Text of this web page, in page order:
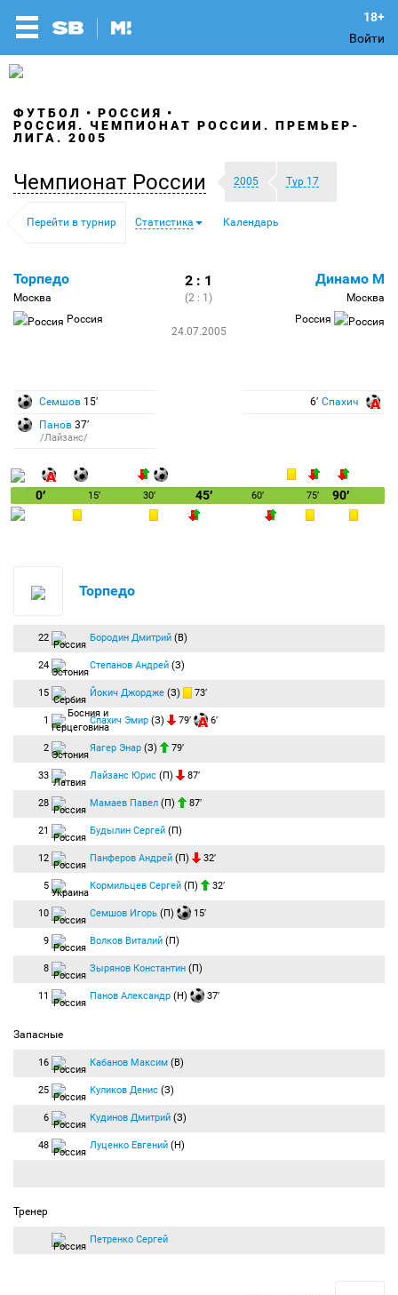
Войти
ФУТБОЛ
РОССИЯ
РОССИЯ. ЧЕМПИОНАТ РОССИИ. ПРЕМЬЕР-
ЛИГА. 2005
Чемпионат России 2005 Тур 17
Перейти в турнир Статистика Календарь
Торпедо
Москва
Россия
2 : 1
(2 : 1)
24.07.2005
Динамо М
Москва
Россия
Семшов 15′
Панов 37′
/Лайзанс/
6′ Спахич
0′ 15′ 30′ 45′ 60′ 75′ 90′
Торпедо
22 Бородин Дмитрий (В)
24 Степанов Андрей (З)
15 Йокич Джордже (З) 73′
1 Спахич Эмир (З) 79′ 6′
2 Яагер Энар (З) 79′
33 Лайзанс Юрис (П) 87′
28 Мамаев Павел (П) 87′
21 Будылин Сергей (П)
12 Панферов Андрей (П) 32′
5 Кормильцев Сергей (П) 32′
10 Семшов Игорь (П) 15′
9 Волков Виталий (П)
8 Зырянов Константин (П)
11 Панов Александр (Н) 37′
Запасные
16 Кабанов Максим (В)
25 Куликов Денис (З)
6 Кудинов Дмитрий (З)
48 Луценко Евгений (Н)
Тренер
Петренко Сергей